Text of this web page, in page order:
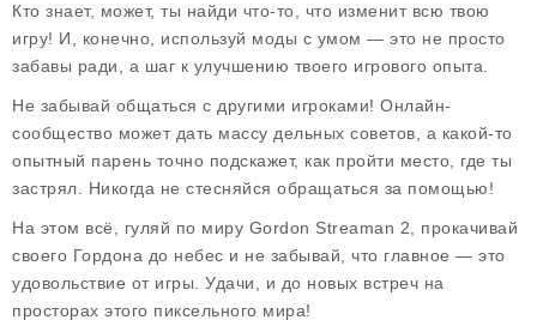
Кто знает, может, ты найди что-то, что изменит всю твою
игру! И, конечно, используй моды с умом — это не просто
забавы ради, а шаг к улучшению твоего игрового опыта.
Не забывай общаться с другими игроками! Онлайн-
сообщество может дать массу дельных советов, а какой-то
опытный парень точно подскажет, как пройти место, где ты
застрял. Никогда не стесняйся обращаться за помощью!
На этом всё, гуляй по миру Gordon Streaman 2, прокачивай
своего Гордона до небес и не забывай, что главное — это
удовольствие от игры. Удачи, и до новых встреч на
просторах этого пиксельного мира!